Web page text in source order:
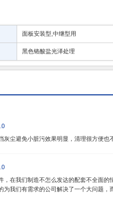
面板安装型,中继型用
黑色铬酸盐光泽处理
灰尘避免小脏污效果明显，清理很方便也
，在我们制造不怎么发达的配套不全面的
为我们有需求的公司解决了一个大问题，